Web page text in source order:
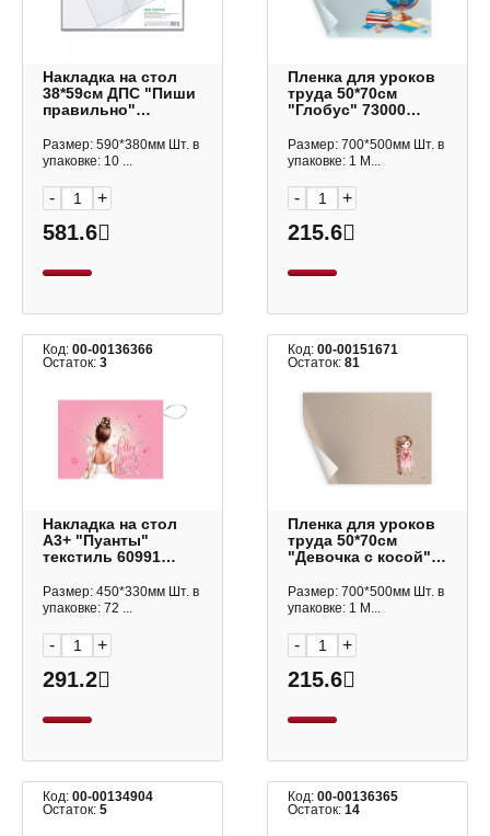
Накладка на стол
38*59см ДПС "Пиши
правильно"
2129.ПП-114
Размер: 590*380мм Шт. в
упаковке: 10 ...
- +
581.6
Пленка для уроков
труда 50*70см
"Глобус" 73000
Размер: 700*500мм Шт. в
упаковке: 1 М...
- +
215.6
Код: 00-00136366
Остаток: 3
Накладка на стол
А3+ "Пуанты"
текстиль 60991
Размер: 450*330мм Шт. в
упаковке: 72 ...
- +
291.2
Код:00-00151671
Остаток:81
Пленка для уроков
труда 50*70см
"Девочка с косой"
Размер: 700*500мм Шт. в
упаковке: 1 М...
- +
215.6
Код: 00-00134904
Остаток: 5
Код:00-00136365
Остаток:14